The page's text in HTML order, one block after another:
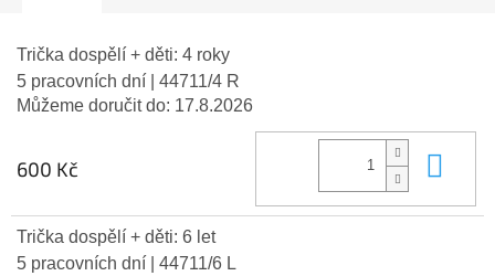
Trička dospělí + děti: 4 roky
5 pracovních dní
| 44711/4 R
Můžeme doručit do: 17.8.2026
600 Kč
Trička dospělí + děti: 6 let
5 pracovních dní
| 44711/6 L